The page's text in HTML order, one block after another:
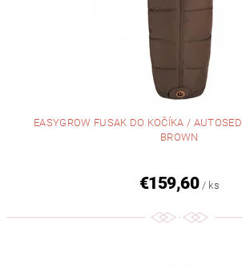
EASYGROW FUSAK DO KOČÍKA /
BROWN
€159,60 / ks